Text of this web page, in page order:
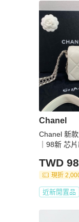
Chanel
Chanel 新
｜98新 芯
TWD
現折
近新閒置品